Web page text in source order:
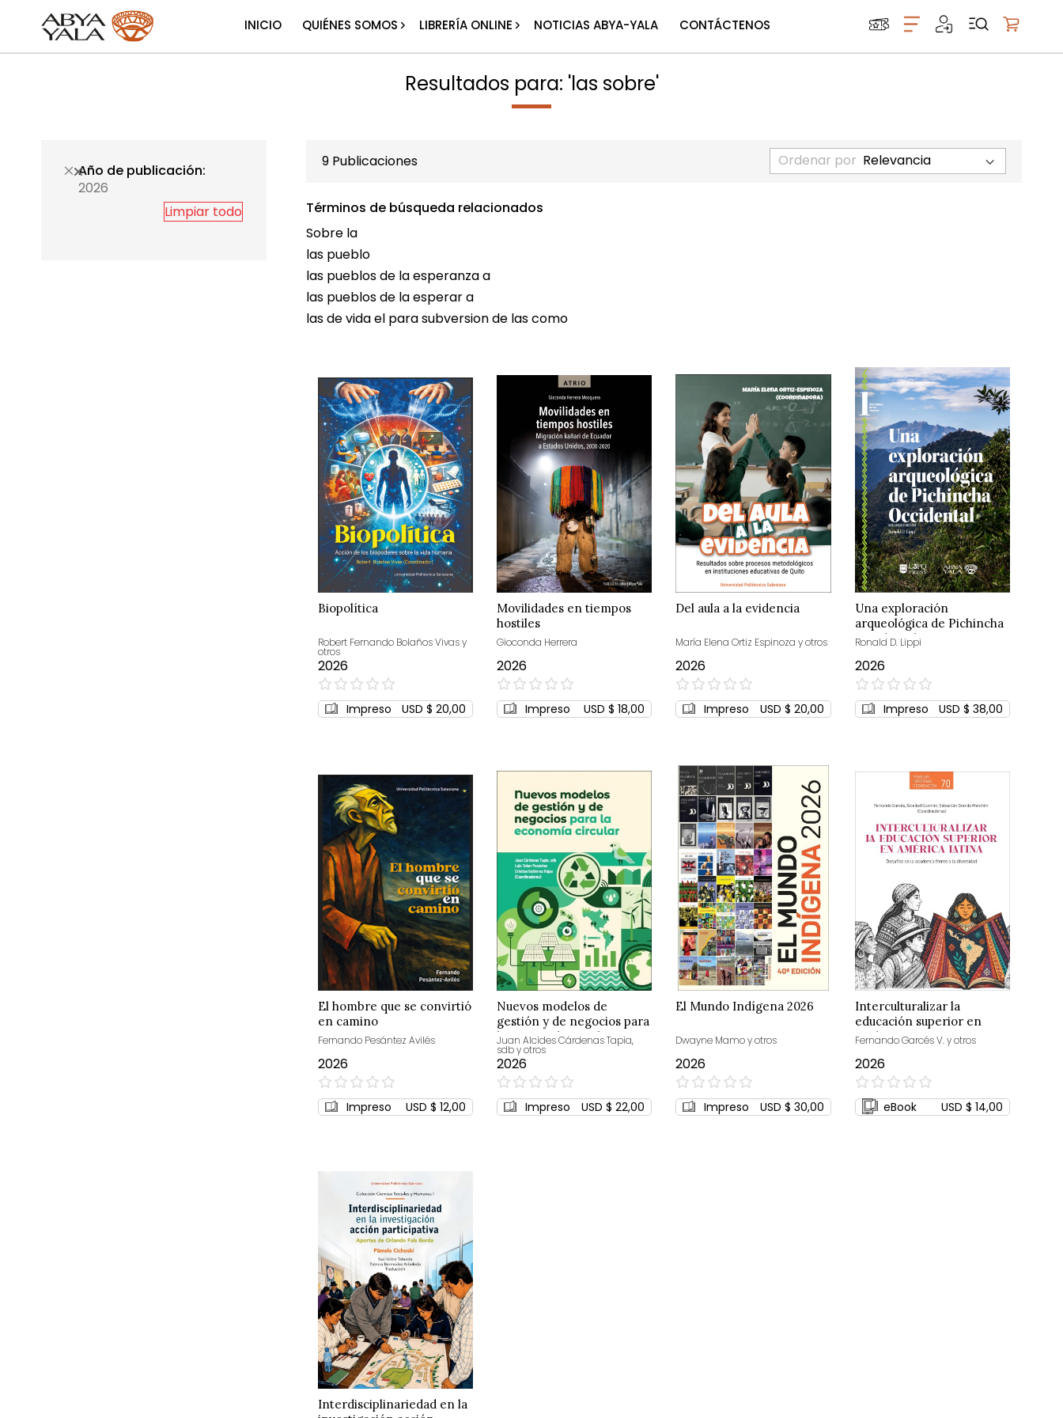
INICIO QUIÉNES SOMOS LIBRERÍA ONLINE NOTICIAS ABYA-YALA CONTÁCTENOS
Resultados para: 'las sobre'
9Publicaciones Ordenar por
Términos de búsqueda relacionados
Sobre la
las pueblo
las pueblos de la esperanza a
las pueblos de la esperar a
las de vida el para subversion de las como
Biopolítica
Robert Fernando Bolaños Vivas y
otros
2026
0%
Impreso USD $ 20,00
Movilidades en tiempos
hostiles
Gioconda Herrera
2026
0%
Impreso USD $ 18,00
Del aula a la evidencia
María Elena Ortiz Espinoza y otros
2026
0%
Impreso USD $ 20,00
Una exploración
arqueológica de Pichincha
Occidental
Ronald D. Lippi
2026
0%
Impreso USD $ 38,00
El hombre que se convirtió
en camino
Fernando Pesántez Avilés
2026
0%
Impreso USD $ 12,00
Nuevos modelos de
gestión y de negocios para
la economía circular
Juan Alcides Cárdenas Tapia,
sdb y otros
2026
0%
Impreso USD $ 22,00
El Mundo Indígena 2026
Dwayne Mamo y otros
2026
0%
Impreso USD $ 30,00
Interculturalizar la
educación superior en
América Latina
Fernando Garcés V. y otros
2026
0%
eBook USD $ 14,00
Interdisciplinariedad en la
Año de publicación
2026
Limpiar todo